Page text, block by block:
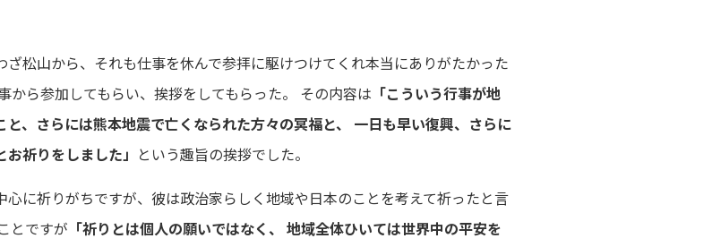
松山から、それも仕事を休んで参拝に駆けつけてくれ本当にありがたかった
ら参加してもらい、挨拶をしてもらった。 その内容は 「こういう行事が地
、さらには熊本地震で亡くなられた方々の冥福と、 一日も早い復興、さらに
祈りをしました」 という趣旨の挨拶でした。
に祈りがちですが、彼は政治家らしく地域や日本のことを考えて祈ったと言
とですが 「祈りとは個人の願いではなく、 地域全体ひいては世界中の平安を